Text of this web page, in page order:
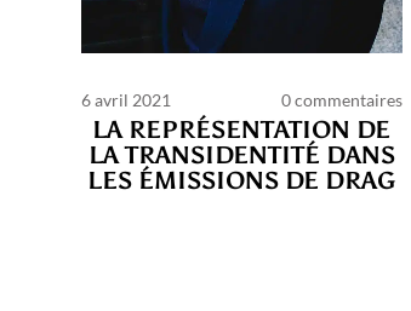
6 avril 2021 0 commentaires
LA REPRÉSENTATION DE
LA TRANSIDENTITÉ DANS
LES ÉMISSIONS DE DRAG